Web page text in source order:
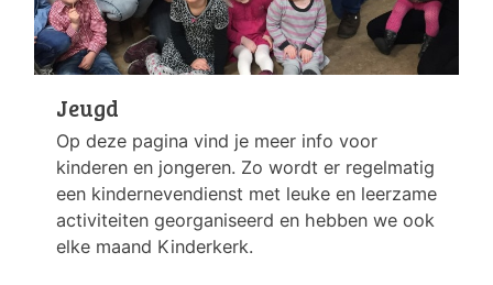
Jeugd
Op deze pagina vind je meer info voor
kinderen en jongeren. Zo wordt er regelmatig
een kindernevendienst met leuke en leerzame
activiteiten georganiseerd en hebben we ook
elke maand Kinderkerk.